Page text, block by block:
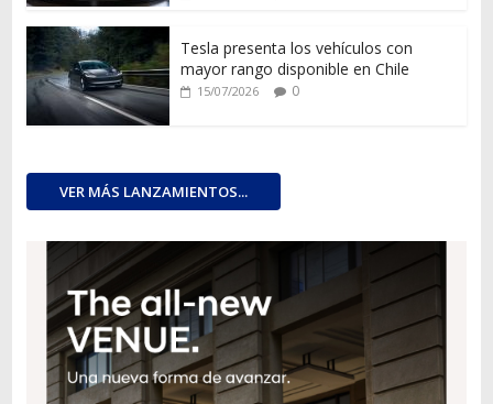
Tesla presenta los vehículos con
mayor rango disponible en Chile
15/07/2026 0
VER MÁS LANZAMIENTOS...